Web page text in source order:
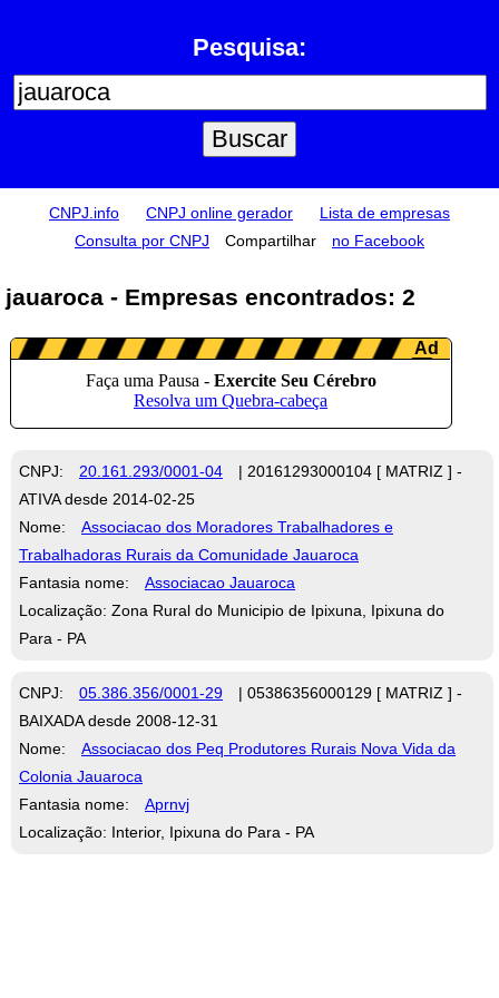
Pesquisa:
CNPJ.info CNPJ online gerador
Lista de empresas
Consulta por CNPJ
Compartilhar no Facebook
jauaroca - Empresas encontrados: 2
CNPJ: 20.161.293/0001-04
| 20161293000104 [ MATRIZ ] -
ATIVA desde 2014-02-25
Nome:
Associacao dos Moradores Trabalhadores e
Trabalhadoras Rurais da Comunidade Jauaroca
Fantasia nome:
Associacao Jauaroca
Localização: Zona Rural do Municipio de Ipixuna, Ipixuna do
Para - PA
CNPJ: 05.386.356/0001-29
| 05386356000129 [ MATRIZ ] -
BAIXADA desde 2008-12-31
Nome:
Associacao dos Peq Produtores Rurais Nova Vida da
Colonia Jauaroca
Fantasia nome:
Aprnvj
Localização: Interior, Ipixuna do Para - PA